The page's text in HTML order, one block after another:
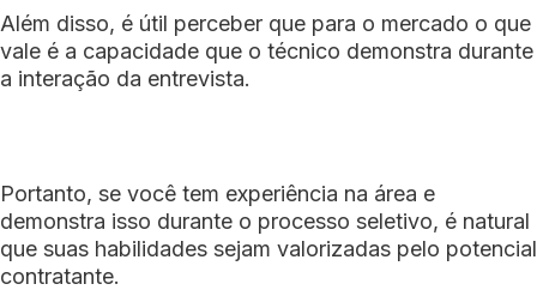
Além disso, é útil perceber que para o mercado o que
vale é a capacidade que o técnico demonstra durante
a interação da entrevista.
Portanto, se você tem experiência na área e
demonstra isso durante o processo seletivo, é natural
que suas habilidades sejam valorizadas pelo potencial
contratante.